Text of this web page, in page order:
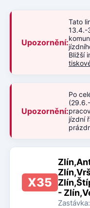
Upozornění:
Tato
13.4.-
Bližší
Upozornění:
Po
jízdní
X35
-
Zastávka: